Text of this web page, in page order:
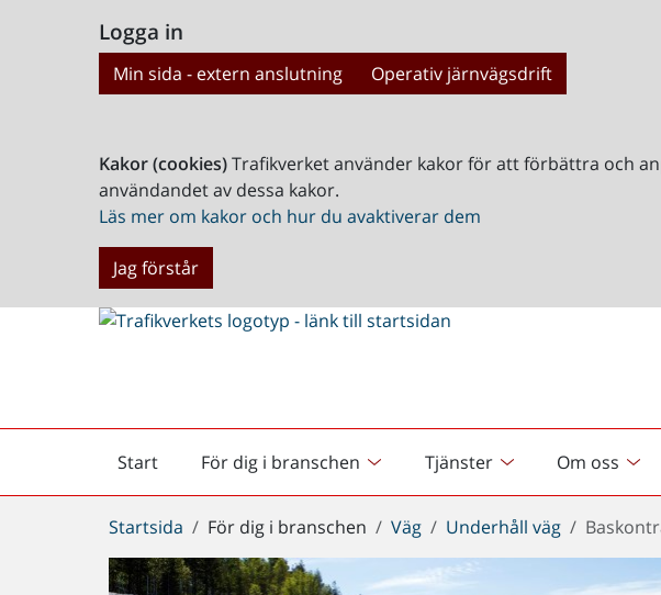
Logga in
Min sida - extern anslutning Operativ järnvägsdrift
Kakor (cookies)Trafikverket använder kakor för att förbättra och
användandet av dessa kakor.
Läs mer om kakor och hur du avaktiverar dem
Jag förstår
Start
Startsida För dig i branschen Tjänster Om oss
Du
är
här:
Startsida För dig i branschen Väg Underhåll väg